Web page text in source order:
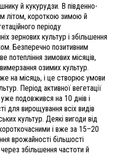
й кукурудзи. В південно-
літом, короткою зимою й
періоду
зернових культур і збільшення
Безперечно позитивним
потепління зимових місяців,
озимих культур.
на місяць, і це створює умови
Період активної вегетації
подовжився на 10 днів і
для вирощування всіх видів
культур. Деякі вигоди від
і вже за 15–20
врожайності більшості
збільшення частоти й